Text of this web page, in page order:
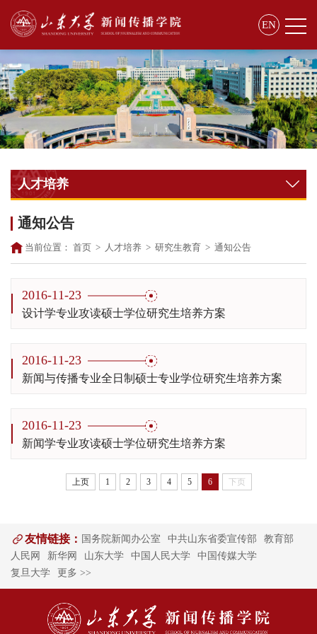
EN
人才培养
通知公告
当前位置： 首页 > 人才培养 > 研究生教育 > 通知公告
2016-11-23
设计学专业攻读硕士学位研究生培养方案
2016-11-23
新闻与传播专业全日制硕士专业学位研究生培养方案
2016-11-23
新闻学专业攻读硕士学位研究生培养方案
上页 1 2 3 4 5 6 下页
友情链接： 国务院新闻办公室 中共山东省委宣传部
教育部
人民网
新华网 山东大学 中国人民大学
中国传媒大学
复旦大学
更多 >>